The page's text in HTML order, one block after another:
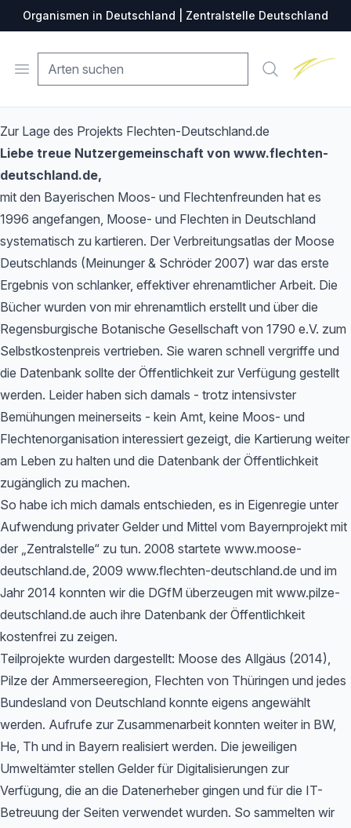
Organismen in Deutschland | Zentralstelle Deutschland
Open menu Suche
Zur Lage des Projekts Flechten-Deutschland.de
Liebe treue Nutzergemeinschaft von www.flechten-
deutschland.de,
mit den Bayerischen Moos- und Flechtenfreunden hat es
1996 angefangen, Moose- und Flechten in Deutschland
systematisch zu kartieren. Der Verbreitungsatlas der Moose
Deutschlands (Meinunger & Schröder 2007) war das erste
Ergebnis von schlanker, effektiver ehrenamtlicher Arbeit. Die
Bücher wurden von mir ehrenamtlich erstellt und über die
Regensburgische Botanische Gesellschaft von 1790 e.V. zum
Selbstkostenpreis vertrieben. Sie waren schnell vergriffe und
die Datenbank sollte der Öffentlichkeit zur Verfügung gestellt
werden. Leider haben sich damals - trotz intensivster
Bemühungen meinerseits - kein Amt, keine Moos- und
Flechtenorganisation interessiert gezeigt, die Kartierung weiter
am Leben zu halten und die Datenbank der Öffentlichkeit
zugänglich zu machen.
So habe ich mich damals entschieden, es in Eigenregie unter
Aufwendung privater Gelder und Mittel vom Bayernprojekt mit
der „Zentralstelle“ zu tun. 2008 startete www.moose-
deutschland.de, 2009 www.flechten-deutschland.de und im
Jahr 2014 konnten wir die DGfM überzeugen mit www.pilze-
deutschland.de auch ihre Datenbank der Öffentlichkeit
kostenfrei zu zeigen.
Teilprojekte wurden dargestellt: Moose des Allgäus (2014),
Pilze der Ammerseeregion, Flechten von Thüringen und jedes
Bundesland von Deutschland konnte eigens angewählt
werden. Aufrufe zur Zusammenarbeit konnten weiter in BW,
He, Th und in Bayern realisiert werden. Die jeweiligen
Umweltämter stellen Gelder für Digitalisierungen zur
Verfügung, die an die Datenerheber gingen und für die IT-
Betreuung der Seiten verwendet wurden. So sammelten wir